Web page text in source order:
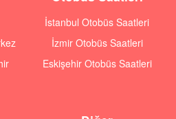
İstanbul Otobüs Saatleri
İzmir Otobüs Saatleri
Eskişehir Otobüs Saatleri